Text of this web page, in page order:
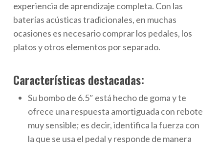
experiencia de aprendizaje completa. Con las
baterías acústicas tradicionales, en muchas
ocasiones es necesario comprar los pedales, los
platos y otros elementos por separado.
Características destacadas:
Su bombo de 6.5″ está hecho de goma y te
ofrece una respuesta amortiguada con rebote
muy sensible; es decir, identifica la fuerza con
la que se usa el pedal y responde de manera